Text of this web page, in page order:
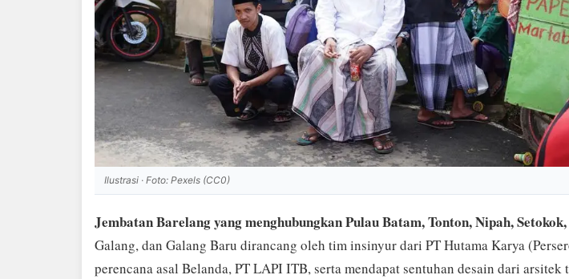
Ilustrasi · Foto: Pexels (CC0)
Jembatan Barelang yang menghubungkan Pulau Batam, Tonton, Nipah,
Galang, dan Galang Baru dirancang oleh tim insinyur dari PT Hutama Karya
perencana asal Belanda, PT LAPI ITB, serta mendapat sentuhan desain dari arsitek